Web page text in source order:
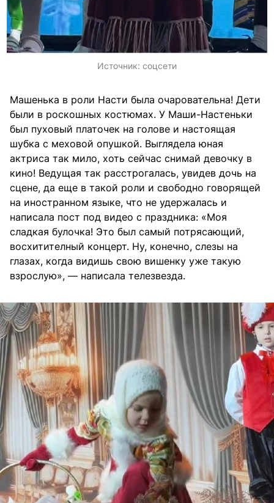
Источник: соцсети
Машенька в роли Насти была очаровательна! Дети
были в роскошных костюмах. У Маши-Настеньки
был пуховый платочек на голове и настоящая
шубка с меховой опушкой. Выглядела юная
актриса так мило, хоть сейчас снимай девочку в
кино! Ведущая так расстрогалась, увидев дочь на
сцене, да еще в такой роли и свободно говорящей
на иностранном языке, что не удержалась и
написала пост под видео с праздника: «Моя
сладкая булочка! Это был самый потрясающий,
восхитителный концерт. Ну, конечно, слезы на
глазах, когда видишь свою вишенку уже такую
взрослую», — написала телезвезда.